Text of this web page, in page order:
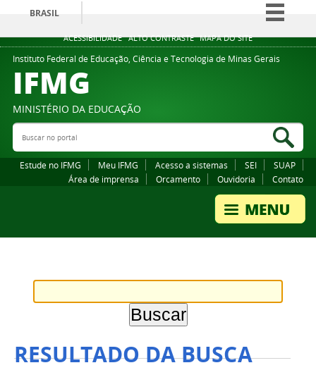
ACESSIBILIDADE ALTO CONTRASTE MAPA DO SITE
BRASIL
Simplifique!
Comunica BR
Legislação
Instituto Federal de Educação, Ciência e Tecnologia de Minas Gerais
IFMG
MINISTÉRIO DA EDUCAÇÃO
Buscar no portal
Estude no IFMG Meu IFMG Acesso a sistemas SEI
SUAP
Área de imprensa
Orcamento Ouvidoria Contato
RESULTADO DA BUSCA